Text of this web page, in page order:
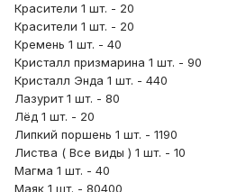
Красители 1 шт. - 20
Красители 1 шт. - 20
Кремень 1 шт. - 40
Кристалл призмарина 1 шт. - 90
Кристалл Энда 1 шт. - 440
Лазурит 1 шт. - 80
Лёд 1 шт. - 20
Липкий поршень 1 шт. - 1190
Листва ( Все виды ) 1 шт. - 10
Магма 1 шт. - 40
Маяк 1 шт. - 80400